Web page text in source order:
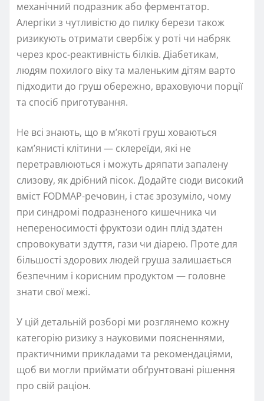
механічний подразник або ферментатор.
Алергіки з чутливістю до пилку берези також
ризикують отримати свербіж у роті чи набряк
через крос-реактивність білків. Діабетикам,
людям похилого віку та маленьким дітям варто
підходити до груш обережно, враховуючи порції
та спосіб приготування.
Не всі знають, що в м’якоті груш ховаються
кам’янисті клітини — склереїди, які не
перетравлюються і можуть дряпати запалену
слизову, як дрібний пісок. Додайте сюди високий
вміст FODMAP-речовин, і стає зрозуміло, чому
при синдромі подразненого кишечника чи
непереносимості фруктози один плід здатен
спровокувати здуття, гази чи діарею. Проте для
більшості здорових людей груша залишається
безпечним і корисним продуктом — головне
знати свої межі.
У цій детальній розборі ми розглянемо кожну
категорію ризику з науковими поясненнями,
практичними прикладами та рекомендаціями,
щоб ви могли приймати обґрунтовані рішення
про свій раціон.